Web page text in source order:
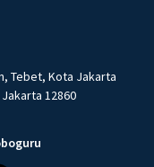
Tebet, Kota Jakarta
12860